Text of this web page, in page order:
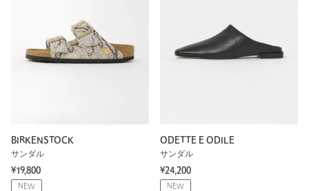
BIRKENSTOCK
サンダル
¥19,800
NEW
ODETTE E ODILE
サンダル
¥24,200
NEW